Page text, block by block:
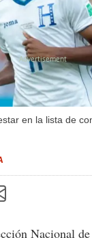
en la lista de
Nacional